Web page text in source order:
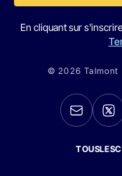
En cliquant sur
© 2026 Talmont